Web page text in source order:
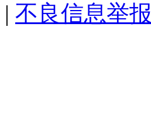
| 不良信息举报